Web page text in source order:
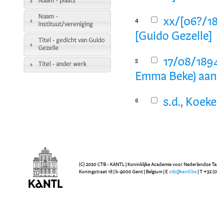
4
xx/[06?/
[Guido Gezelle]
5
17/08/
Emma Beke)
6 s.d.,
Naam -
instituut/vereniging
Titel - gedicht van Guido
Gezelle
Titel - ander werk
(C) 2020 CTB - KANTL | Koninklijke Academie voor Nederlandse
Koningstraat 18 | b-9000 Gent | Belgium | E ctb@kantl.be | T +32